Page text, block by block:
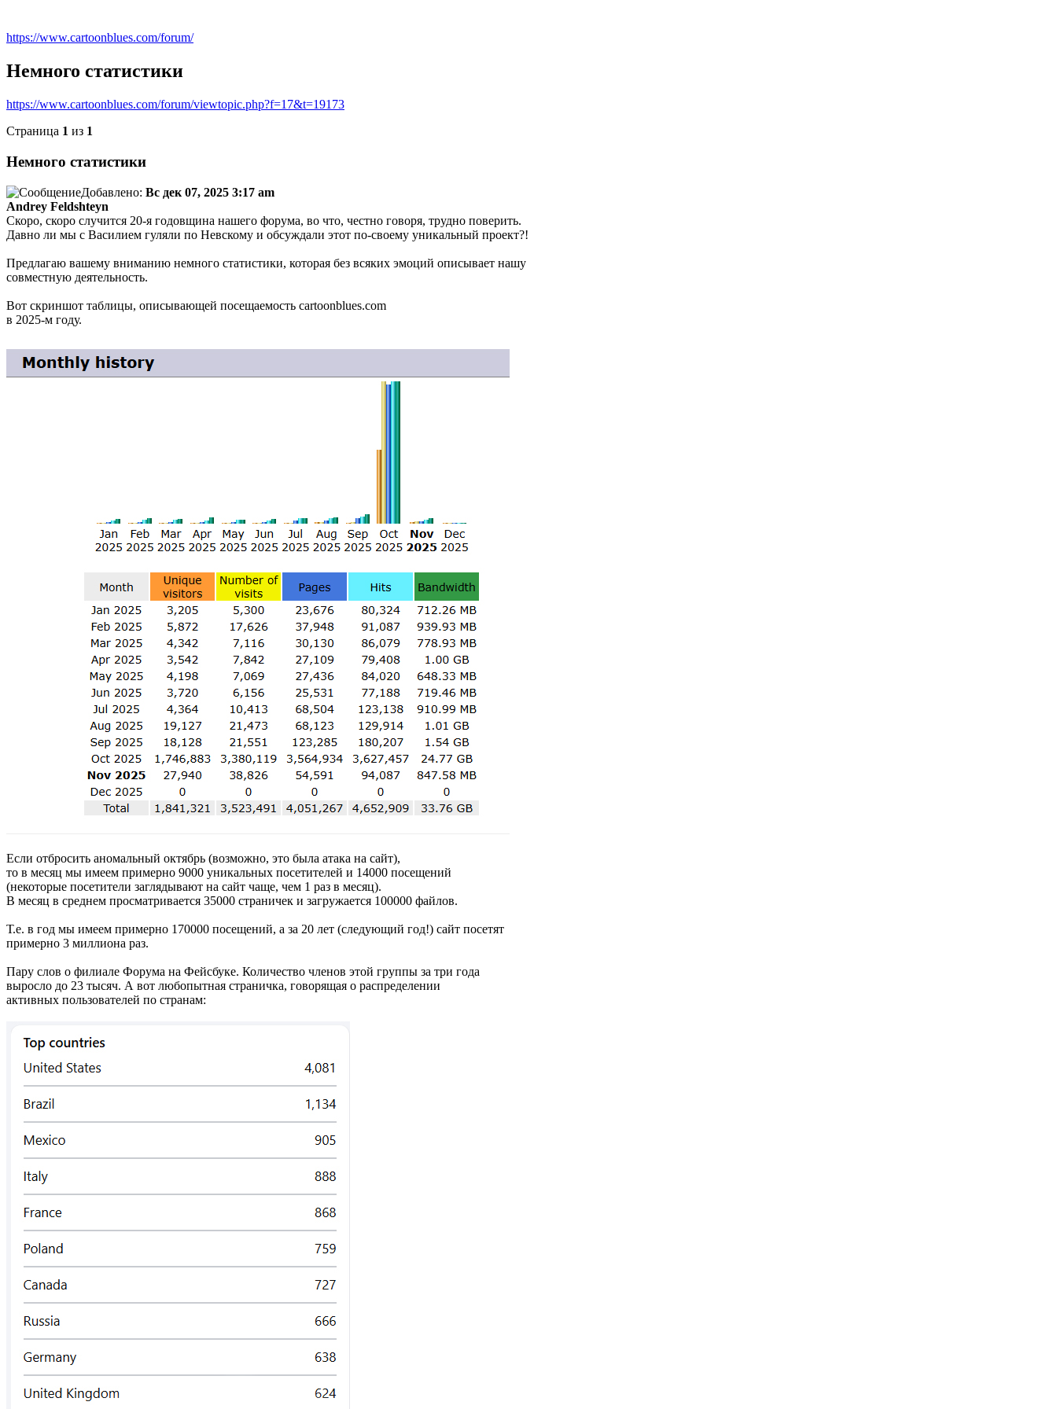
https://www.cartoonblues.com/forum/
Немного статистики
https://www.cartoonblues.com/forum/viewtopic.php?f=17&t=19173
Страница 1 из 1
Немного статистики
Добавлено: Вс дек 07, 2025 3:17 am
Andrey Feldshteyn
Скоро, скоро случится 20-я годовщина нашего форума, во что, честно говоря, трудно поверить.
Давно ли мы с Василием гуляли по Невскому и обсуждали этот по-своему уникальный проект?!
Предлагаю вашему вниманию немного статистики, которая без всяких эмоций описывает нашу
совместную деятельность.
Вот скриншот таблицы, описывающей посещаемость cartoonblues.com
в 2025-м году.
Если отбросить аномальный октябрь (возможно, это была атака на сайт),
то в месяц мы имеем примерно 9000 уникальных посетителей и 14000 посещений
(некоторые посетители заглядывают на сайт чаще, чем 1 раз в месяц).
В месяц в среднем просматривается 35000 страничек и загружается 100000 файлов.
Т.е. в год мы имеем примерно 170000 посещений, а за 20 лет (следующий год!) сайт посетят
примерно 3 миллиона раз.
Пару слов о филиале Форума на Фейсбуке. Количество членов этой группы за три года
выросло до 23 тысяч. А вот любопытная страничка, говорящая о распределении
активных пользователей по странам: